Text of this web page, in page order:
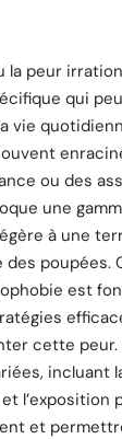
la peur
qui
vie
ou des
une
à une
des poupées.
est
cette peur.
incluant
l’exposition
et